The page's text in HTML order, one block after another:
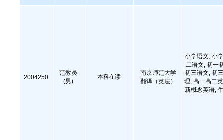
2004250
范教员
(男)
本科在读
南京师范大学
翻译（英法）
小学语文, 小
二语文, 初一
初三语文, 初
理, 高一高二
新概念英语,